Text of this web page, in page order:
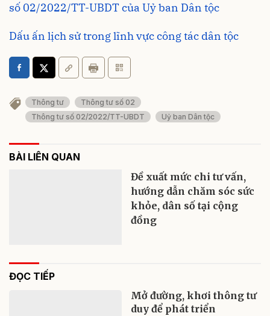
số 02/2022/TT-UBDT của Uỷ ban Dân tộc
Dấu ấn lịch sử trong lĩnh vực công tác dân tộc
Thông tư
Thông tư số 02
Thông tư số 02/2022/TT-UBDT
Uỷ ban Dân tộc
BÀI LIÊN QUAN
Đề xuất mức chi tư vấn,
hướng dẫn chăm sóc sức
khỏe, dân số tại cộng
đồng
ĐỌC TIẾP
Mở đường, khơi thông tư
duy để phát triển